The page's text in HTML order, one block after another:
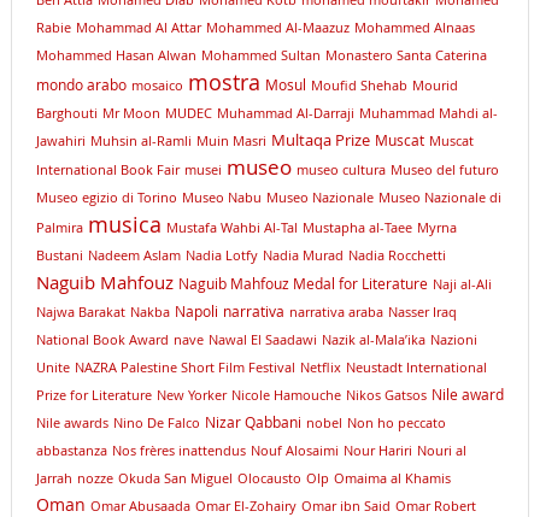
Rabie Mohammad Al Attar Mohammed Al-Maazuz Mohammed Alnaas
Mohammed Hasan Alwan Mohammed Sultan Monastero Santa Caterina
mondo arabo mosaico mostra Mosul Moufid Shehab Mourid
Barghouti Mr Moon MUDEC Muhammad Al-Darraji Muhammad Mahdi al-
Jawahiri Muhsin al-Ramli Muin Masri Multaqa Prize Muscat Muscat
International Book Fair musei museo museo cultura Museo del futuro
Museo egizio di Torino Museo Nabu Museo Nazionale Museo Nazionale di
Palmira musica Mustafa Wahbi Al-Tal Mustapha al-Taee Myrna
Bustani Nadeem Aslam Nadia Lotfy Nadia Murad Nadia Rocchetti
Naguib Mahfouz Naguib Mahfouz Medal for Literature Naji al-Ali
Najwa Barakat Nakba Napoli narrativa narrativa araba Nasser Iraq
National Book Award nave Nawal El Saadawi Nazik al-Mala’ika Nazioni
Unite NAZRA Palestine Short Film Festival Netflix Neustadt International
Prize for Literature New Yorker Nicole Hamouche Nikos Gatsos Nile award
Nile awards Nino De Falco Nizar Qabbani nobel Non ho peccato
abbastanza Nos frères inattendus Nouf Alosaimi Nour Hariri Nouri al
Jarrah nozze Okuda San Miguel Olocausto Olp Omaima al Khamis
Oman Omar Abusaada Omar El-Zohairy Omar ibn Said Omar Robert